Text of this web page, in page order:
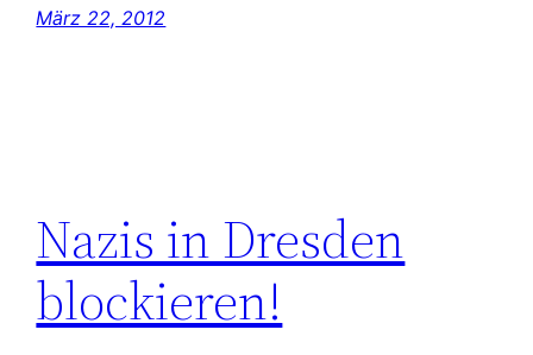
März 22, 2012
Nazis in Dresden
blockieren!